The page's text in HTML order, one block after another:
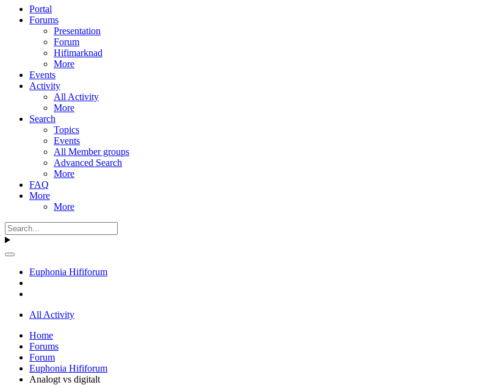
Portal
Forums
Presentation
Forum
Hifimarknad
More
Events
Activity
All Activity
More
Search
Topics
Events
All Member groups
Advanced Search
More
FAQ
More
More
Euphonia Hififorum
All Activity
Home
Forums
Forum
Euphonia Hififorum
Analogt vs digitalt